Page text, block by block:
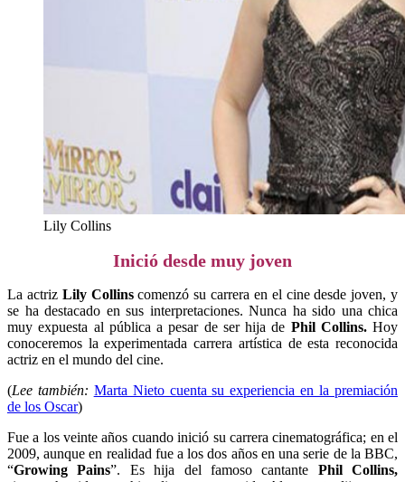
Lily Collins
Inició desde muy joven
La actriz Lily Collinscomenzó su carrera en el cine desde joven, y
se ha destacado en sus interpretaciones. Nunca ha sido una chica
muy expuesta al pública a pesar de ser hija de Phil Collins. Hoy
conoceremos la experimentada carrera artística de esta reconocida
actriz en el mundo del cine.
(Lee también: Marta Nieto cuenta su experiencia en la premiación
de los Oscar)
Fue a los veinte años cuando inició su carrera cinematográfica; en el
2009, aunque en realidad fue a los dos años en una serie de la BBC,
“Growing Pains”. Es hija del famoso cantante Phil Collins,